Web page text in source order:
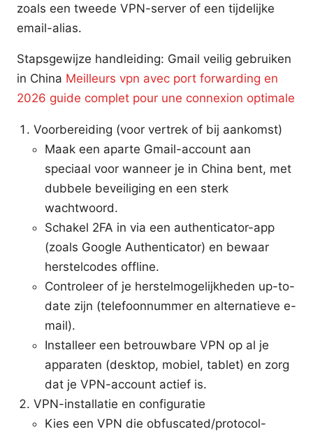
zoals een tweede VPN-server of een tijdelijke
email-alias.
Stapsgewijze handleiding: Gmail veilig gebruiken
in China Meilleurs vpn avec port forwarding en
2026 guide complet pour une connexion optimale
Voorbereiding (voor vertrek of bij aankomst)
Maak een aparte Gmail-account aan
speciaal voor wanneer je in China bent, met
dubbele beveiliging en een sterk
wachtwoord.
Schakel 2FA in via een authenticator-app
(zoals Google Authenticator) en bewaar
herstelcodes offline.
Controleer of je herstelmogelijkheden up-to-
date zijn (telefoonnummer en alternatieve e-
mail).
Installeer een betrouwbare VPN op al je
apparaten (desktop, mobiel, tablet) en zorg
dat je VPN-account actief is.
VPN-installatie en configuratie
Kies een VPN die obfuscated/protocol-